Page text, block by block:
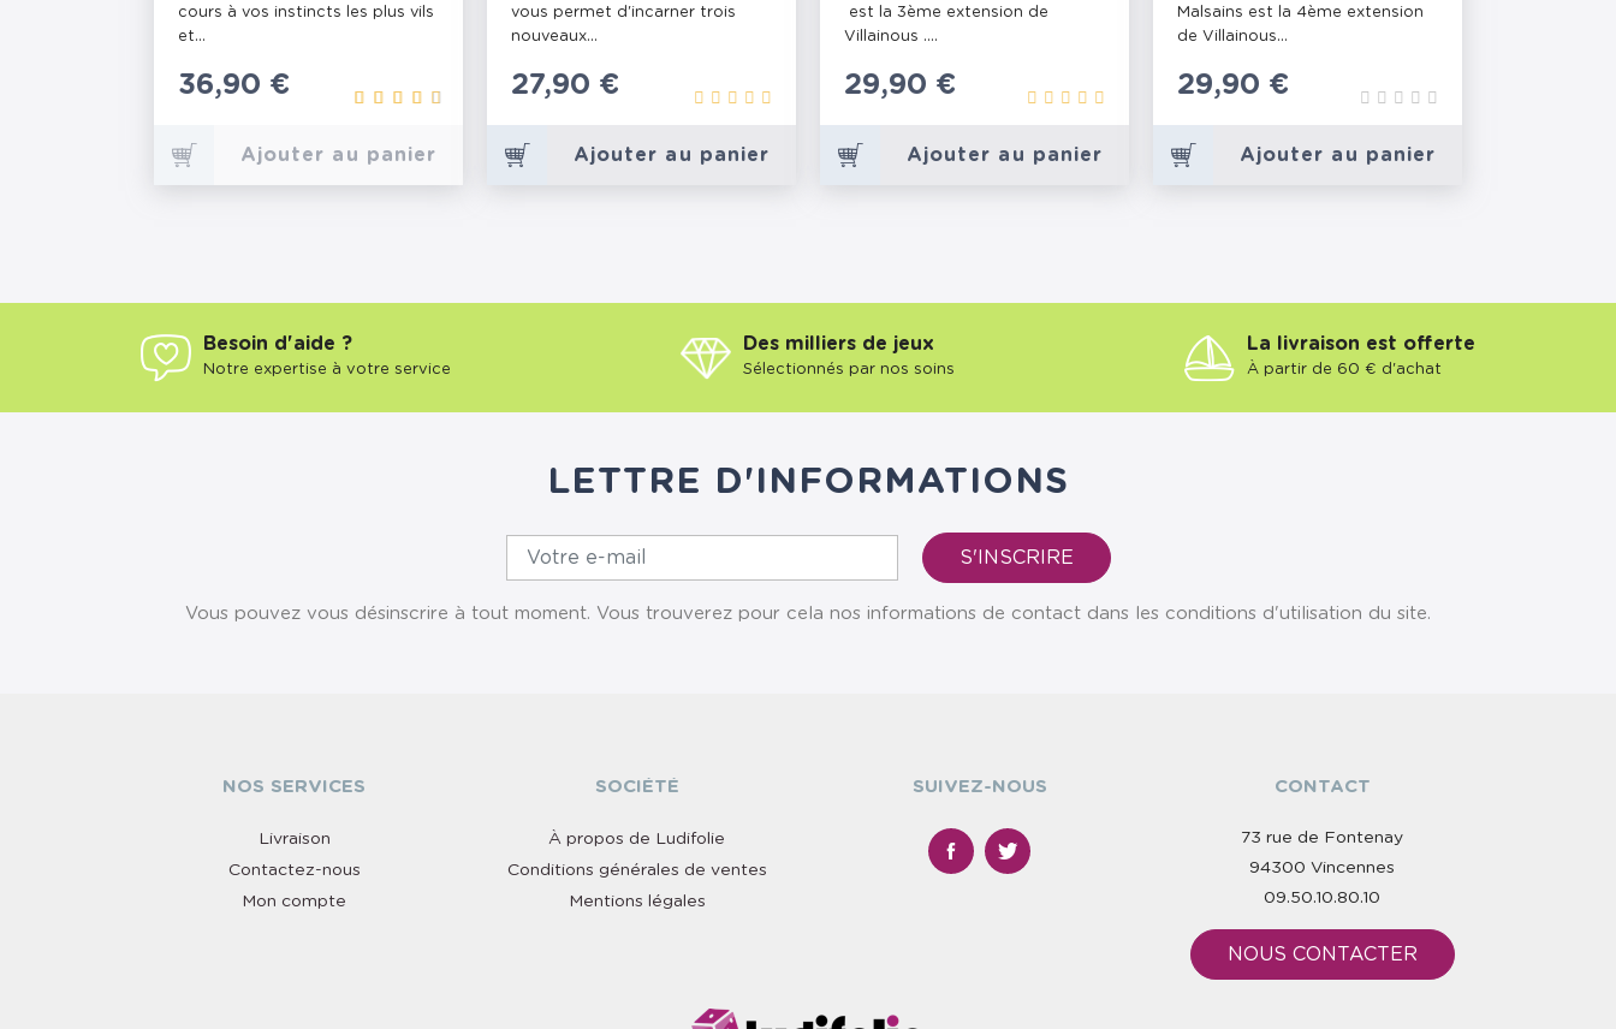
cours à vos instincts les plus vils
et...
Prix
36,90 €
Ajouter au panier
vous permet d'incarner trois
nouveaux...
Prix
27,90 €
Ajouter au panier
est la 3ème extension de
Villainous ....
Prix
29,90 €
Ajouter au panier
Malsains est la 4ème extension
de Villainous...
Prix
29,90 €
Ajouter au panier
Besoin d'aide ?
Notre expertise à votre service
Des milliers de jeux
Sélectionnés par nos soins
La livraison est offerte
À partir de 60 € d'achat
LETTRE D'INFORMATIONS
Vous pouvez vous désinscrire à tout moment. Vous trouverez pour cela nos informations de contact dans les conditions d'utilisation du site.
NOS SERVICES
Livraison
Contactez-nous
Mon compte
SOCIÉTÉ
À propos de Ludifolie
Conditions générales de ventes
Mentions légales
SUIVEZ-NOUS CONTACT
73 rue de Fontenay
94300 Vincennes
09.50.10.80.10
NOUS CONTACTER